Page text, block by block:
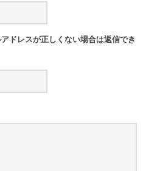
ドレスが正しくない場合は返信でき